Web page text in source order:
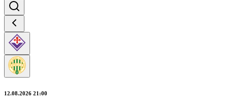
12.08.2026 21:00